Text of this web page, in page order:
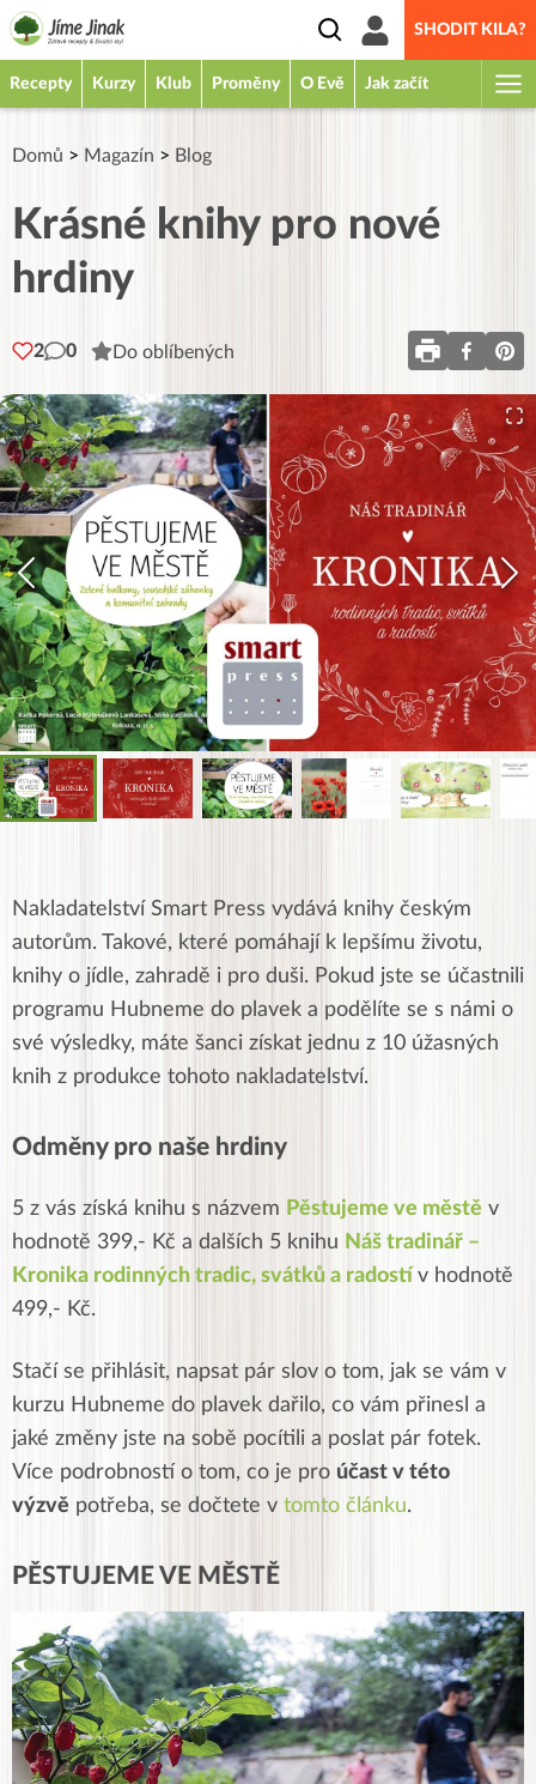
SHODIT KILA?
Recepty Kurzy Klub Proměny O Evě Jak začít
Domů > Magazín > Blog
Krásné knihy pro nové
hrdiny
2 0 Do oblíbených
Nakladatelství Smart Press vydává knihy českým
autorům. Takové, které pomáhají k lepšímu životu,
knihy o jídle, zahradě i pro duši. Pokud jste se účastnili
programu Hubneme do plavek a podělíte se s námi o
své výsledky, máte šanci získat jednu z 10 úžasných
knih z produkce tohoto nakladatelství.
Odměny pro naše hrdiny
5 z vás získá knihu s názvem Pěstujeme ve městě v
hodnotě 399,- Kč a dalších 5 knihu Náš tradinář –
Kronika rodinných tradic, svátků a radostí v hodnotě
499,- Kč.
Stačí se přihlásit, napsat pár slov o tom, jak se vám v
kurzu Hubneme do plavek dařilo, co vám přinesl a
jaké změny jste na sobě pocítili a poslat pár fotek.
Více podrobností o tom, co je pro účast v této
výzvě potřeba, se dočtete v tomto článku.
PĚSTUJEME VE MĚSTĚ